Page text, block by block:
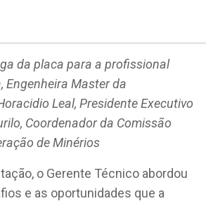
da placa para a profissional
Engenheira Master da
Leal, Presidente Executivo
Coordenador da Comissão
de Minérios
o Gerente Técnico abordou
e as oportunidades que a